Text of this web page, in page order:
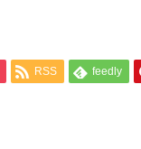
RSS feedly